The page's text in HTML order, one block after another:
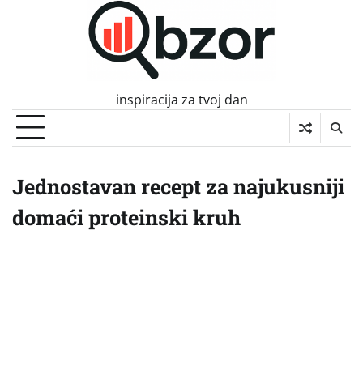
inspiracija za tvoj dan
Jednostavan recept za najukusniji
domaći proteinski kruh